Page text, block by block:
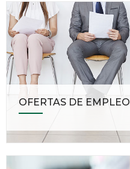
OFERTAS DE EMPLEO